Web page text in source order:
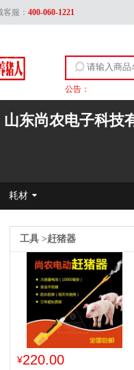
客服： 400-060-1221
公告：
山东尚农电子科技
耗材
工具 >赶猪器
¥220.00